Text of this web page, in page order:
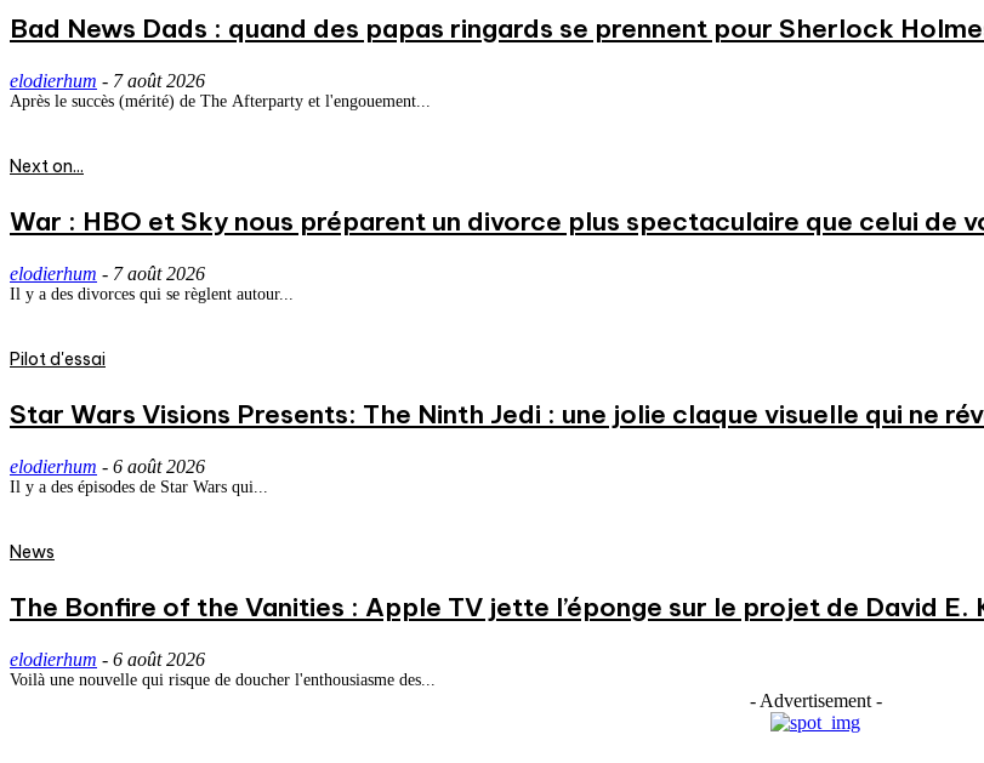
Bad News Dads : quand des papas ringards se prennent pour Sherlock
elodierhum - 7 août 2026
Après le succès (mérité) de The Afterparty et l'engouement...
Next on...
War : HBO et Sky nous préparent un divorce plus spectaculaire que celui de
elodierhum - 7 août 2026
Il y a des divorces qui se règlent autour...
Pilot d'essai
Star Wars Visions Presents: The Ninth Jedi : une jolie claque visuelle qui ne
elodierhum - 6 août 2026
Il y a des épisodes de Star Wars qui...
News
The Bonfire of the Vanities : Apple TV jette l’éponge sur le projet de David E.
elodierhum - 6 août 2026
Voilà une nouvelle qui risque de doucher l'enthousiasme des...
- Advertisement -